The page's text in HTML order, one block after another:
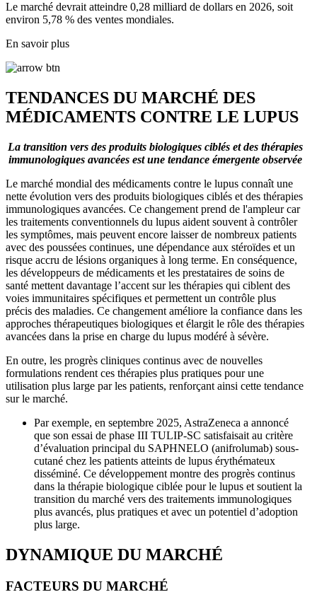
Le marché devrait atteindre 0,28 milliard de dollars en 2026, soit
environ 5,78 % des ventes mondiales.
En savoir plus
TENDANCES DU MARCHÉ DES
MÉDICAMENTS CONTRE LE LUPUS
La transition vers des produits biologiques ciblés et des thérapies
immunologiques avancées est une tendance émergente observée
Le marché mondial des médicaments contre le lupus connaît une
nette évolution vers des produits biologiques ciblés et des thérapies
immunologiques avancées. Ce changement prend de l'ampleur car
les traitements conventionnels du lupus aident souvent à contrôler
les symptômes, mais peuvent encore laisser de nombreux patients
avec des poussées continues, une dépendance aux stéroïdes et un
risque accru de lésions organiques à long terme. En conséquence,
les développeurs de médicaments et les prestataires de soins de
santé mettent davantage l’accent sur les thérapies qui ciblent des
voies immunitaires spécifiques et permettent un contrôle plus
précis des maladies. Ce changement améliore la confiance dans les
approches thérapeutiques biologiques et élargit le rôle des thérapies
avancées dans la prise en charge du lupus modéré à sévère.
En outre, les progrès cliniques continus avec de nouvelles
formulations rendent ces thérapies plus pratiques pour une
utilisation plus large par les patients, renforçant ainsi cette tendance
sur le marché.
Par exemple, en septembre 2025, AstraZeneca a annoncé
que son essai de phase III TULIP-SC satisfaisait au critère
d’évaluation principal du SAPHNELO (anifrolumab) sous-
cutané chez les patients atteints de lupus érythémateux
disséminé. Ce développement montre des progrès continus
dans la thérapie biologique ciblée pour le lupus et soutient la
transition du marché vers des traitements immunologiques
plus avancés, plus pratiques et avec un potentiel d’adoption
plus large.
DYNAMIQUE DU MARCHÉ
FACTEURS DU MARCHÉ